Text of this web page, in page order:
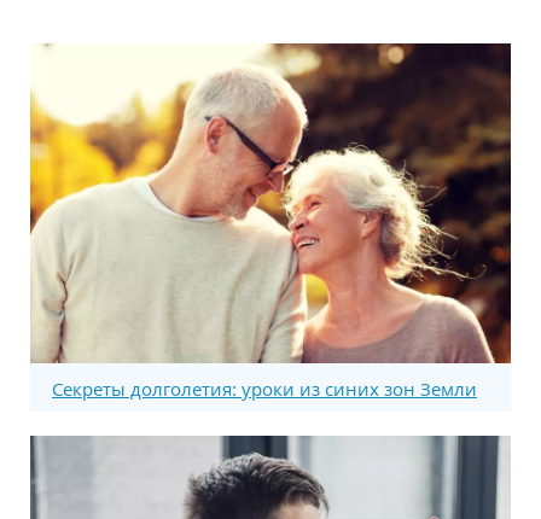
Секреты долголетия: уроки из синих зон Земли